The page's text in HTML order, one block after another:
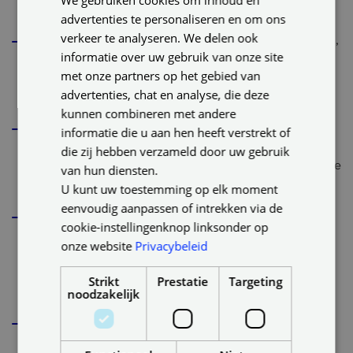
gebouwen of andere beschermde inhoud.
Bijdragen waarop personen herkenbaar zijn afgebeeld,
zijn uitgesloten van deelname en kunnen zonder
voorafgaande kennisgeving door de Organisator
worden uitgesloten.
De Organisator mag ingezonden bijdragen uitsluitend
bekijken en intern verwerken voor de controle van de
deelnamevoorwaarden, de selectie van finalisten en de
uitvoering van de winactie.
Publicatie, verveelvoudiging, bewerking of ander
promotioneel gebruik van een bijdrage door de
Organisator vindt uitsluitend plaats nadat de
aantoonbaar toestemming heeft gegeven.
De Organisator is niet verplicht bijdragen in
aanmerking te nemen wanneer twijfel bestaat over de
advertenties te personaliseren en om ons
verkeer te analyseren. We delen ook
informatie over uw gebruik van onze site
met onze partners op het gebied van
advertenties, chat en analyse, die deze
kunnen combineren met andere
informatie die u aan hen heeft verstrekt of
die zij hebben verzameld door uw gebruik
van hun diensten.
U kunt uw toestemming op elk moment
eenvoudig aanpassen of intrekken via de
cookie-instellingenknop linksonder op
onze website Privacybeleid
Strikt
noodzakelijk
Prestatie Targeting